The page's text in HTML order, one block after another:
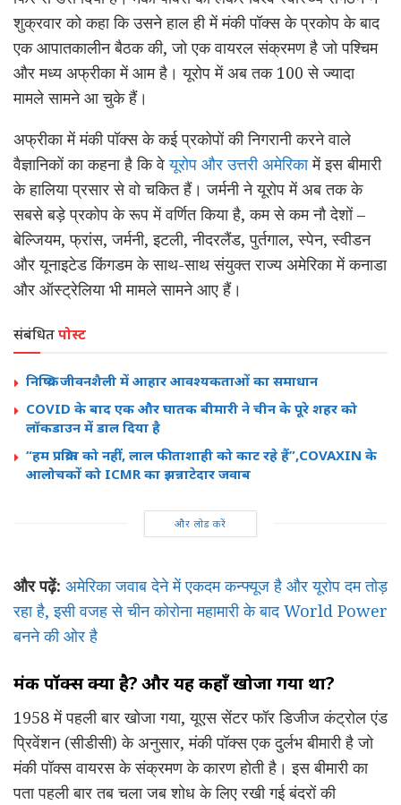
शुक्रवार को कहा कि उसने हाल ही में मंकी पॉक्स के प्रकोप के बाद
एक आपातकालीन बैठक की, जो एक वायरल संक्रमण है जो पश्चिम
और मध्य अफ्रीका में आम है। यूरोप में अब तक 100 से ज्यादा
मामले सामने आ चुके हैं।
अफ्रीका में मंकी पॉक्स के कई प्रकोपों ​​की निगरानी करने वाले
वैज्ञानिकों का कहना है कि वेयूरोप और उत्तरी अमेरिकामें इस बीमारी
के हालिया प्रसार से वो चकित हैं। जर्मनी ने यूरोप में अब तक के
सबसे बड़े प्रकोप के रूप में वर्णित किया है, कम से कम नौ देशों –
बेल्जियम, फ्रांस, जर्मनी, इटली, नीदरलैंड, पुर्तगाल, स्पेन, स्वीडन
और यूनाइटेड किंगडम के साथ-साथ संयुक्त राज्य अमेरिका में कनाडा
और ऑस्ट्रेलिया भी मामले सामने आए हैं।
संबंधितपोस्ट
निष्क्रिय जीवनशैली में आहार आवश्यकताओं का समाधान
COVID के बाद एक और घातक बीमारी ने चीन के पूरे शहर को
लॉकडाउन में डाल दिया है
“हम प्रक्रिया को नहीं, लाल फीताशाही को काट रहे हैं”,COVAXIN के
आलोचकों को ICMR का झन्नाटेदार जवाब
और लोड करें
और पढ़ें: अमेरिका जवाब देने में एकदम कन्फ्यूज है और यूरोप दम तोड़
रहा है, इसी वजह से चीन कोरोना महामारी के बाद World Power
बनने की ओर है
मंकी पॉक्स क्या है? और यह कहाँ खोजा गया था?
1958 में पहली बार खोजा गया, यूएस सेंटर फॉर डिजीज कंट्रोल एंड
प्रिवेंशन (सीडीसी) के अनुसार, मंकी पॉक्स एक दुर्लभ बीमारी है जो
मंकी पॉक्स वायरस के संक्रमण के कारण होती है। इस बीमारी का
पता पहली बार तब चला जब शोध के लिए रखी गई बंदरों की